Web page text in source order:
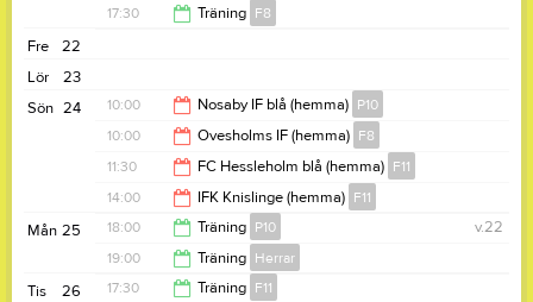
19:00
17:30 Träning F8
22
Fre
23
Lör
24
Sön 10:00 Nosaby IF blå (hemma) P10
12:00
10:00 Ovesholms IF (hemma) F8
12:00
11:30 FC Hessleholm blå (hemma) F11
13:30
14:00 IFK Knislinge (hemma) F11
16:00
25
Mån v.22
18:00 Träning P10
19:30
19:00 Träning Herrar
26
Tis 17:30 Träning F11